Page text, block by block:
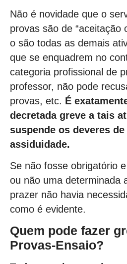
Não é novidade que o
provas são de “aceitação
o são todas as demais
que se enquadrem no
categoria profissional de
professor, não pode
provas, etc. É
decretada greve a tais
suspende os deveres
assiduidade.
Se não fosse obrigatório
ou não uma determinada
prazer não havia
como é evidente.
Quem pode fazer
Provas-Ensaio?